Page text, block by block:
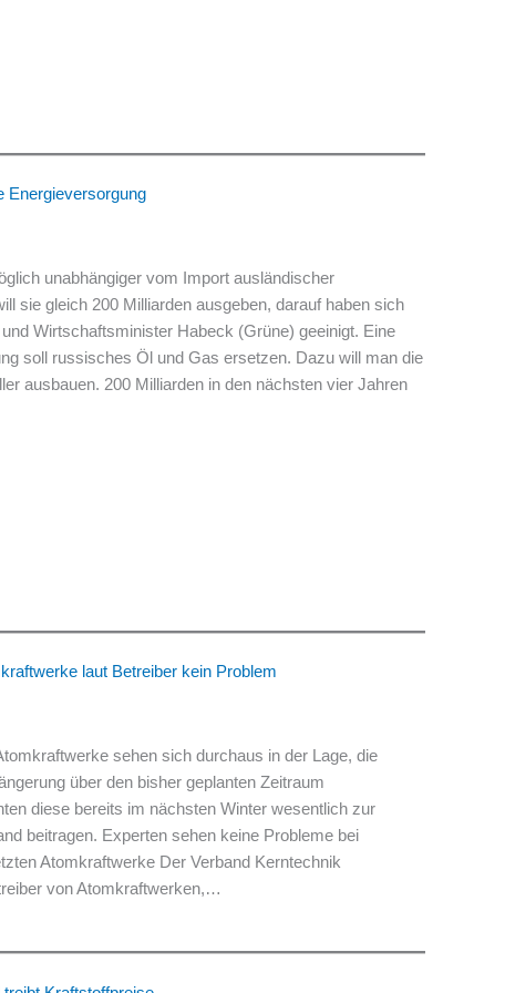
Energieversorgung
unabhängiger vom Import ausländischer
sie gleich 200 Milliarden ausgeben, darauf haben sich
Wirtschaftsminister Habeck (Grüne) geeinigt. Eine
soll russisches Öl und Gas ersetzen. Dazu will man die
ausbauen. 200 Milliarden in den nächsten vier Jahren
laut Betreiber kein Problem
sehen sich durchaus in der Lage, die
über den bisher geplanten Zeitraum
diese bereits im nächsten Winter wesentlich zur
beitragen. Experten sehen keine Probleme bei
Atomkraftwerke Der Verband Kerntechnik
von Atomkraftwerken,…